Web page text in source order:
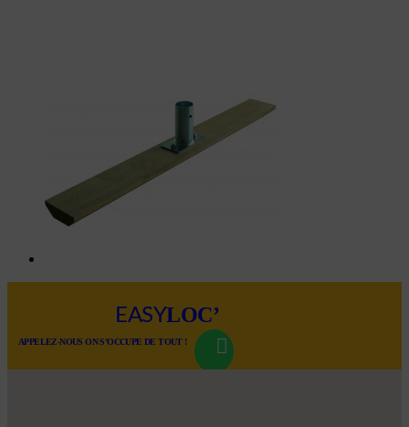
EASYLOC’
APPELEZ-NOUS ON S’OCCUPE DE TOUT !